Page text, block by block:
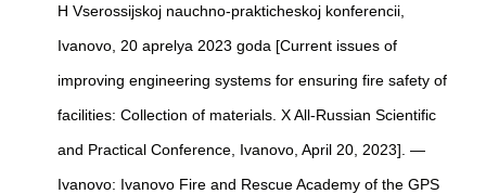
H Vserossijskoj nauchno-prakticheskoj konferencii,
Ivanovo, 20 aprelya 2023 goda [Current issues of
improving engineering systems for ensuring fire safety of
facilities: Collection of materials. X All-Russian Scientific
and Practical Conference, Ivanovo, April 20, 2023]. —
Ivanovo: Ivanovo Fire and Rescue Academy of the GPS